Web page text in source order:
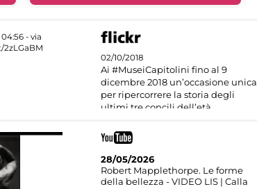
02/10/2018
Ai #MuseiCapitolini fino al 9
dicembre 2018 un’occasione unica
per ripercorrere la storia degli
ultimi tre concili dell’età
28/05/2026
Robert Mapplethorpe. Le forme
della bellezza - VIDEO LIS | Calla